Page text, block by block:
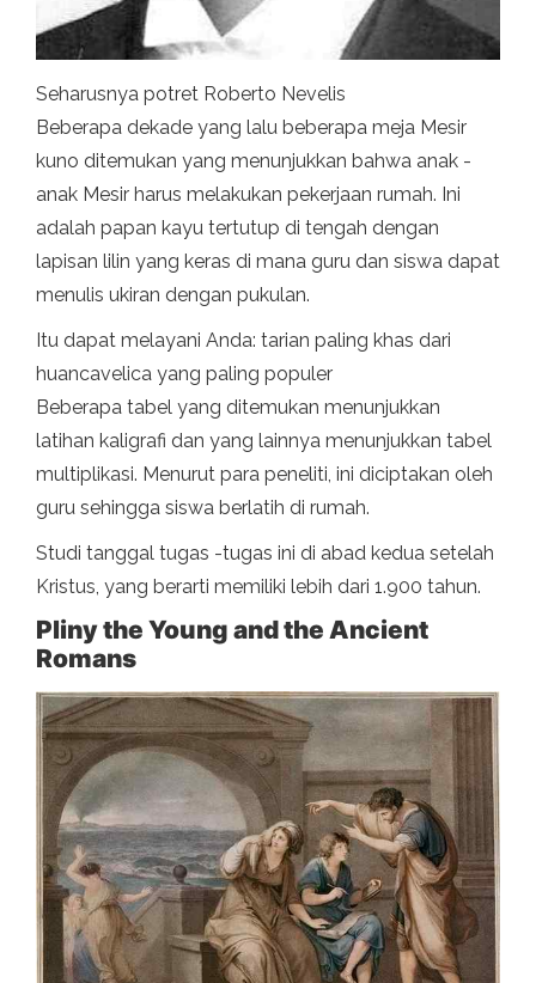
Seharusnya potret Roberto Nevelis
Beberapa dekade yang lalu beberapa meja Mesir
kuno ditemukan yang menunjukkan bahwa anak -
anak Mesir harus melakukan pekerjaan rumah. Ini
adalah papan kayu tertutup di tengah dengan
lapisan lilin yang keras di mana guru dan siswa dapat
menulis ukiran dengan pukulan.
Itu dapat melayani Anda: tarian paling khas dari
huancavelica yang paling populer
Beberapa tabel yang ditemukan menunjukkan
latihan kaligrafi dan yang lainnya menunjukkan tabel
multiplikasi. Menurut para peneliti, ini diciptakan oleh
guru sehingga siswa berlatih di rumah.
Studi tanggal tugas -tugas ini di abad kedua setelah
Kristus, yang berarti memiliki lebih dari 1.900 tahun.
Pliny the Young and the Ancient
Romans